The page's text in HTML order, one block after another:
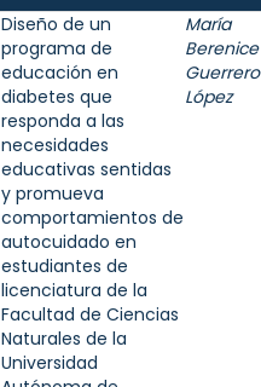
Diseño de un
programa de
educación en
diabetes que
responda a las
necesidades
educativas sentidas
y promueva
comportamientos de
autocuidado en
estudiantes de
licenciatura de la
Facultad de Ciencias
Naturales de la
Universidad
María
Berenice
Guerrero
López